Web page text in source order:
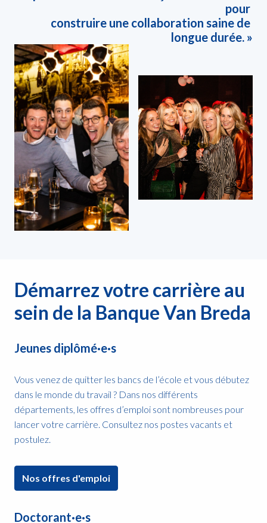
pour
construire une collaboration saine de
longue durée. »
Démarrez votre carrière au
sein de la Banque Van Breda
Jeunes diplômé·e·s
Vous venez de quitter les bancs de l’école et vous débutez
dans le monde du travail ? Dans nos différents
départements, les offres d’emploi sont nombreuses pour
lancer votre carrière. Consultez nos postes vacants et
postulez.
Nos offres d'emploi
Doctorant·e·s